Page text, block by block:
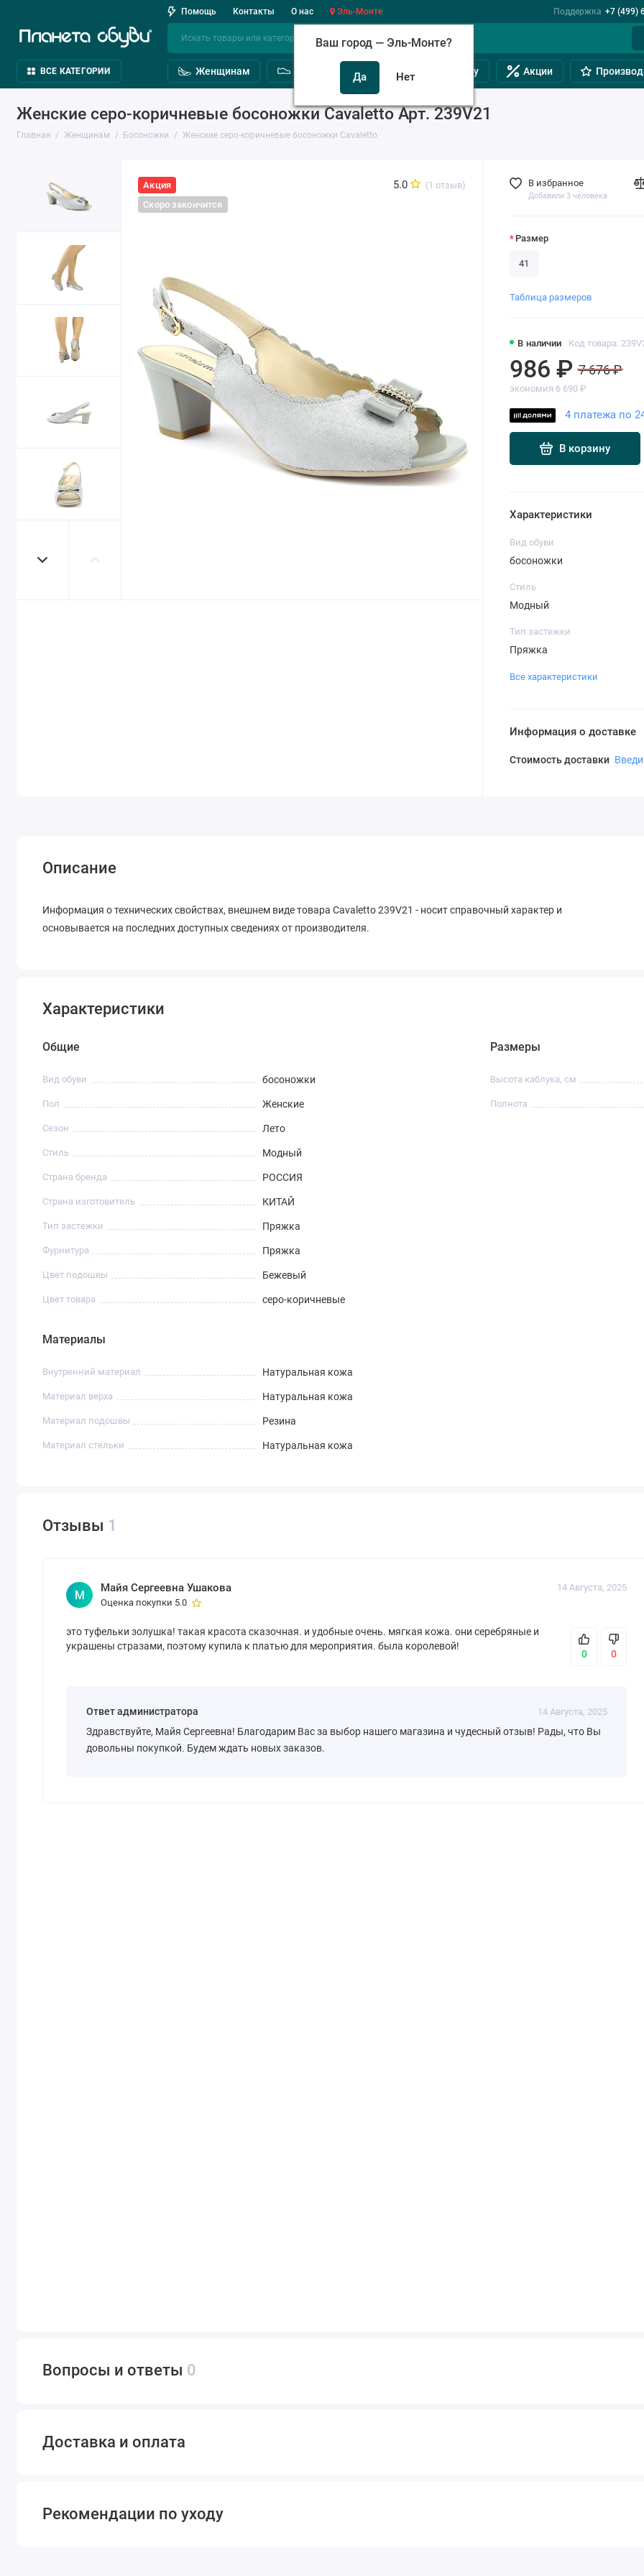
Помощь Контакты О нас Эль-Монте
Ваш город — Эль-Монте?
Поддержка +7 (499)
ВСЕ КАТЕГОРИИ Женщинам Обувь на полную ногу Акции
Женские серо-коричневые босоножки Cavaletto Арт. 239V21
Главная Женщинам Босоножки Женские серо-коричневые босоножки Cavaletto
Акция
Скоро закончится
5.0 (1 отзыв)
В наличии Код товара:
986 ₽ 7 676 ₽
экономия 6 690 ₽
4 платежа по
В корзину
В избранное
Добавили 3 человека
Размер
41
Таблица размеров
Характеристики
Вид обуви
босоножки
Стиль
Модный
Тип застежки
Пряжка
Все характеристики
Информация о доставке
Стоимость доставки
Описание
Информация о технических свойствах, внешнем виде товара Cavaletto 239V21 - носит справочный характер и
основывается на последних доступных сведениях от производителя.
Характеристики
Общие
Вид обуви босоножки
Пол Женские
Сезон Лето
Стиль Модный
Страна бренда РОССИЯ
Страна изготовитель КИТАЙ
Тип застежки Пряжка
Фурнитура Пряжка
Цвет подошвы Бежевый
Цвет товара серо-коричневые
Размеры
Высота каблука, см
Полнота
Материалы
Внутренний материал Натуральная кожа
Материал верха Натуральная кожа
Материал подошвы Резина
Материал стельки Натуральная кожа
Отзывы 1
М
Майя Сергеевна Ушакова
Оценка покупки 5.0
14 Августа, 2025
это туфельки золушка! такая красота сказочная. и удобные очень. мягкая кожа. они серебряные и
украшены стразами, поэтому купила к платью для мероприятия. была королевой!
0 0
Ответ администратора 14 Августа, 2025
Здравствуйте, Майя Сергеевна! Благодарим Вас за выбор нашего магазина и чудесный отзыв! Рады, что Вы
довольны покупкой. Будем ждать новых заказов.
Вопросы и ответы 0
Доставка и оплата
Рекомендации по уходу